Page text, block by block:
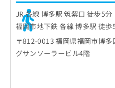
JR 各線 博多駅 筑紫口 徒歩5分
福岡市地下鉄 各線 博多駅 徒歩
〒812-0013 福岡県福岡市博
グサンソーラービル4階